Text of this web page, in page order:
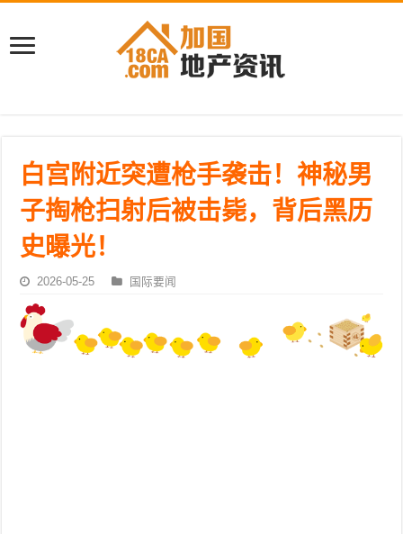
白宫附近突遭枪手袭击！神秘男
子掏枪扫射后被击毙，背后黑历
史曝光！
2026-05-25 国际要闻